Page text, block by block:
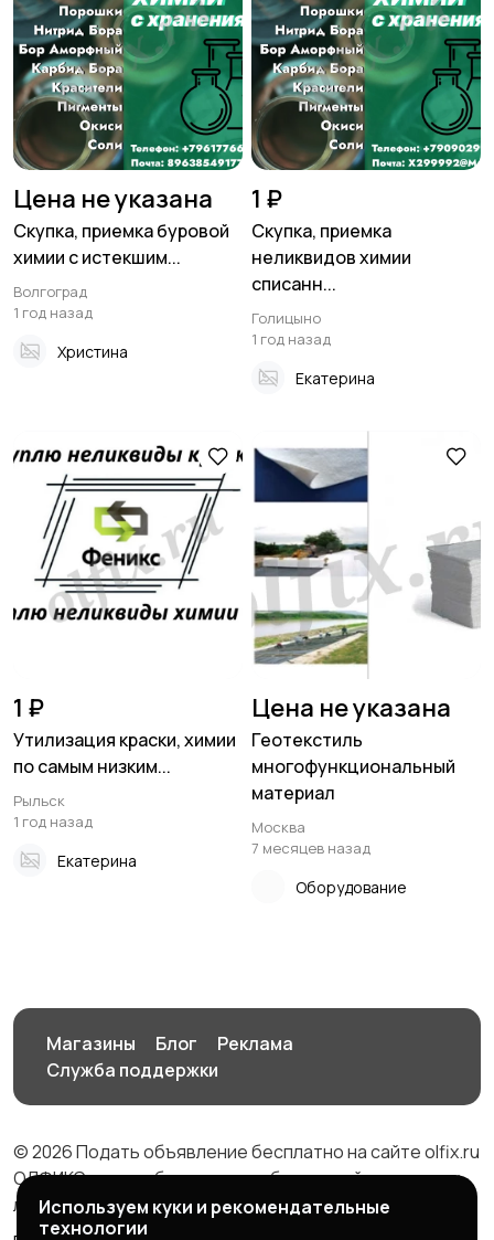
Цена не указана
Скупка, приемка буровой
химии с истекшим...
Волгоград
1 год назад
Христина
1 ₽
Скупка, приемка
неликвидов химии
списанн...
Голицыно
1 год назад
Екатерина
1 ₽
Утилизация краски, химии
по самым низким...
Рыльск
1 год назад
Екатерина
Цена не указана
Геотекстиль
многофункциональный
материал
Москва
7 месяцев назад
Оборудование
Магазины Блог
Реклама
Служба поддержки
© 2026 Подать объявление бесплатно на сайте olfix.ru
ОЛФИКС - доска беспалтных объявлений от частных
лиц и компаний
Используем куки и рекомендательные
технологии